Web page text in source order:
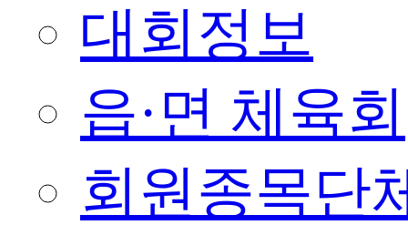
대회정보
읍·면 체육회
회원종목단